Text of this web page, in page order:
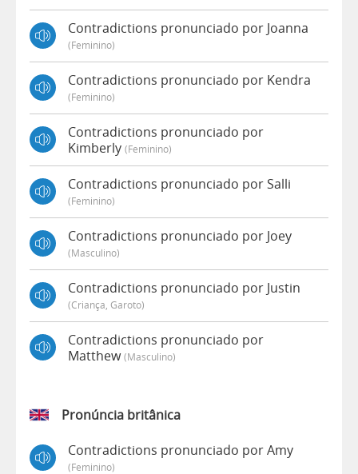
Contradictions pronunciado por Joanna
(feminino)
Contradictions pronunciado por Kendra
(feminino)
Contradictions pronunciado por
Kimberly (feminino)
Contradictions pronunciado por Salli
(feminino)
Contradictions pronunciado por Joey
(masculino)
Contradictions pronunciado por Justin
(criança, Garoto)
Contradictions pronunciado por
Matthew(masculino)
Pronúncia britânica
Contradictions pronunciado por Amy
(feminino)